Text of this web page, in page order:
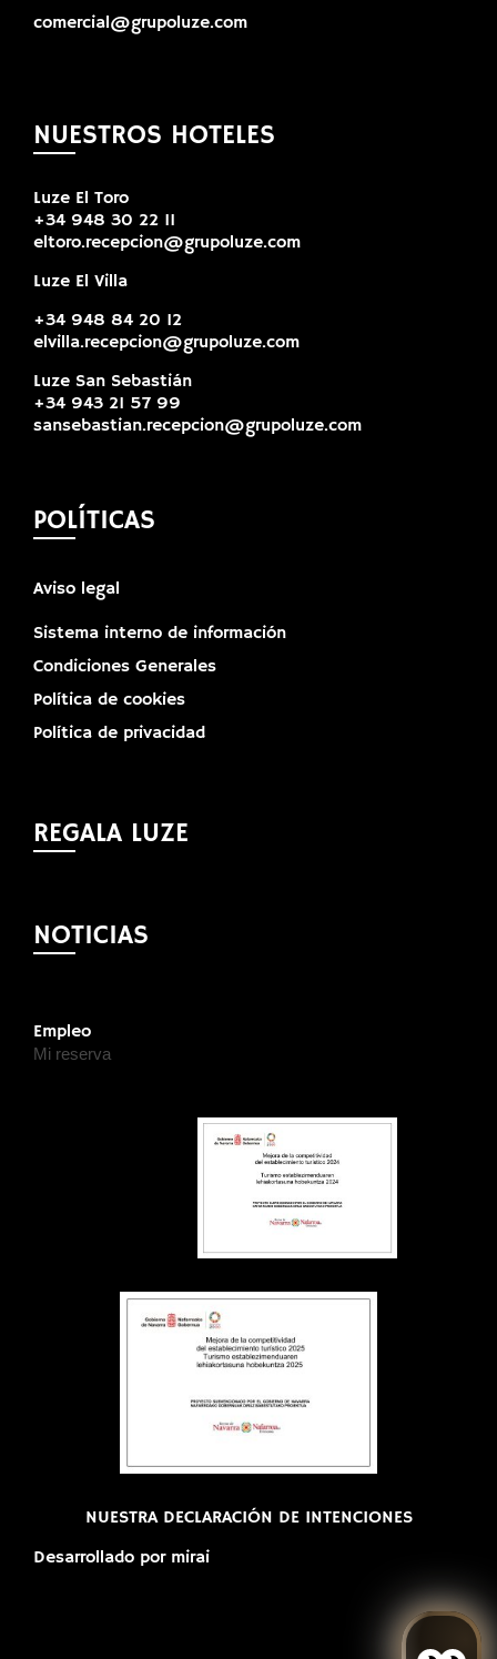
comercial@grupoluze.com
NUESTROS HOTELES
Luze El Toro
+34 948 30 22 11
eltoro.recepcion@grupoluze.com
Luze El Villa
+34 948 84 20 12
elvilla.recepcion@grupoluze.com
Luze San Sebastián
+34 943 21 57 99
sansebastian.recepcion@grupoluze.com
POLÍTICAS
Aviso legal
Sistema interno de información
Condiciones Generales
Política de cookies
Política de privacidad
REGALA LUZE
NOTICIAS
Empleo
Mi reserva
NUESTRA DECLARACIÓN DE INTENCIONES
Desarrollado por mirai